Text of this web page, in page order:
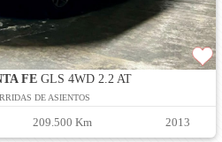
FEGLS 4WD 2.2 AT
DE ASIENTOS
209.500 Km 2013